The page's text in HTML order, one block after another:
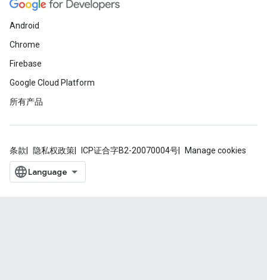
Android
Chrome
Firebase
Google Cloud Platform
所有产品
条款 隐私权政策 ICP证合字B2-20070004号 Manage cookies